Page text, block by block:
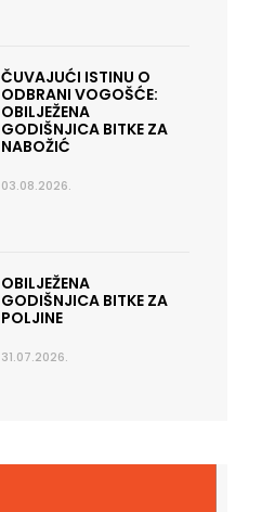
ČUVAJUĆI ISTINU O
ODBRANI VOGOŠĆE:
OBILJEŽENA
GODIŠNJICA BITKE ZA
NABOŽIĆ
03.08.2026.
OBILJEŽENA
GODIŠNJICA BITKE ZA
POLJINE
31.07.2026.